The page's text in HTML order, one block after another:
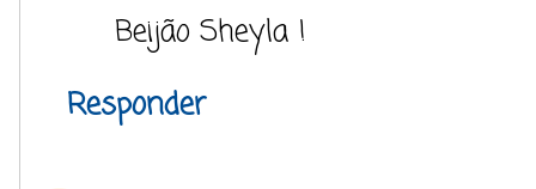
Beijão Sheyla !
Responder